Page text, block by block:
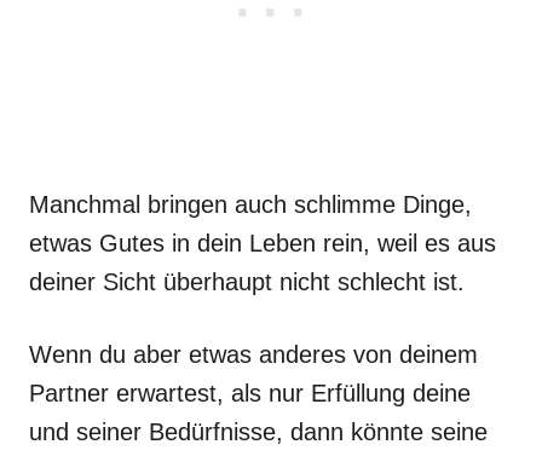
Manchmal bringen auch schlimme Dinge,
etwas Gutes in dein Leben rein, weil es aus
deiner Sicht überhaupt nicht schlecht ist.
Wenn du aber etwas anderes von deinem
Partner erwartest, als nur Erfüllung deine
und seiner Bedürfnisse, dann könnte seine